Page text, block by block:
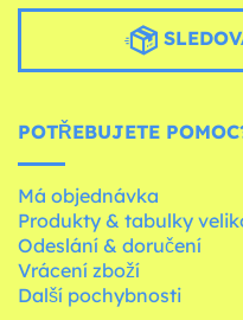
POTŘEBUJETE
Má objednávka
Produkty & tabulky
Odeslání & doručení
Vrácení zboží
Další pochybnosti